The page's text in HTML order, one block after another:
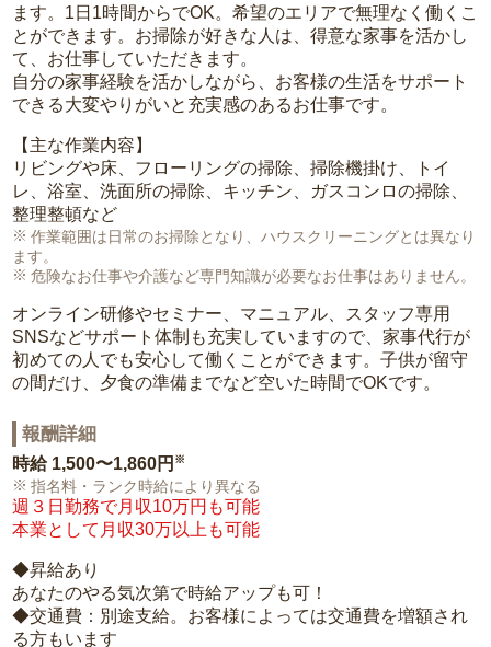
ます。1日1時間からでOK。希望のエリアで無理なく働くこ
とができます。お掃除が好きな人は、得意な家事を活かし
て、お仕事していただきます。
自分の家事経験を活かしながら、お客様の生活をサポート
できる大変やりがいと充実感のあるお仕事です。
【主な作業内容】
リビングや床、フローリングの掃除、掃除機掛け、トイ
レ、浴室、洗面所の掃除、キッチン、ガスコンロの掃除、
整理整頓など
作業範囲は日常のお掃除となり、ハウスクリーニングとは異なり
ます。
危険なお仕事や介護など専門知識が必要なお仕事はありません。
オンライン研修やセミナー、マニュアル、スタッフ専用
SNSなどサポート体制も充実していますので、家事代行が
初めての人でも安心して働くことができます。子供が留守
の間だけ、夕食の準備までなど空いた時間でOKです。
報酬詳細
時給 1,500〜1,860円 ※
指名料・ランク時給により異なる
週３日勤務で月収10万円も可能
本業として月収30万以上も可能
◆昇給あり
あなたのやる気次第で時給アップも可！
◆交通費：別途支給。お客様によっては交通費を増額され
る方もいます